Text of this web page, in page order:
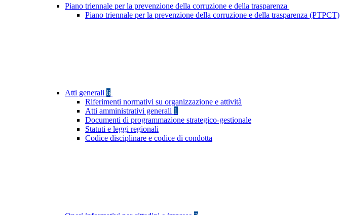
Piano triennale per la prevenzione della corruzione e della trasparenza
Piano triennale per la prevenzione della corruzione e della trasparenza (PTPCT)
Atti generali 6
Riferimenti normativi su organizzazione e attività
Atti amministrativi generali 1
Documenti di programmazione strategico-gestionale
Statuti e leggi regionali
Codice disciplinare e codice di condotta